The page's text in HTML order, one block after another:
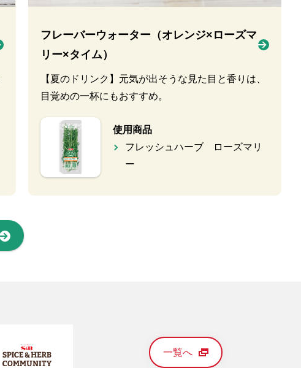
フレーバーウォーター（オレンジ×ローズマ
リー×タイム）
【夏のドリンク】元気が出そうな見た目と香りは、
目覚めの一杯にもおすすめ。
使用商品
フレッシュハーブ ローズマリ
ー
一覧へ